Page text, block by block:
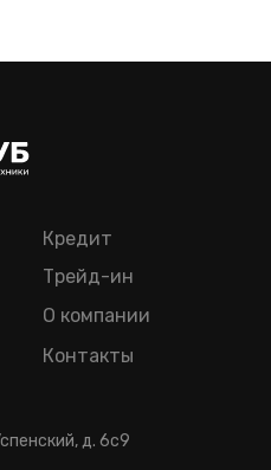
Кредит
Трейд-ин
О компании
Контакты
д. 6c9